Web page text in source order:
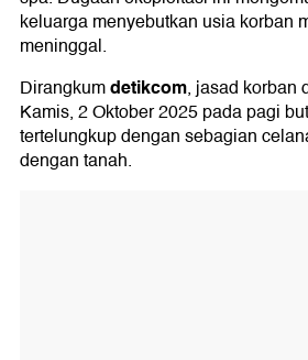
keluarga menyebutkan usia korban
meninggal.
Dirangkumdetikcom, jasad korban
Kamis, 2 Oktober 2025 pada pagi
tertelungkup dengan sebagian
dengan tanah.